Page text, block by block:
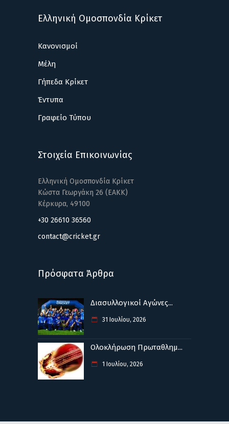
Ελληνική Ομοσπονδία Κρίκετ
Κανονισμοί
Μέλη
Γήπεδα Κρίκετ
Έντυπα
Γραφείο Τύπου
Στοιχεία Επικοινωνίας
Ελληνική Ομοσπονδία Κρίκετ
Κώστα Γεωργάκη 26 (ΕΑΚΚ)
Κέρκυρα, 49100
+30 26610 36560
contact@cricket.gr
Πρόσφατα Άρθρα
Διασυλλογικοί Αγώνες...
31 Ιουλίου, 2026
Ολοκλήρωση Πρωταθλημ...
1 Ιουλίου, 2026